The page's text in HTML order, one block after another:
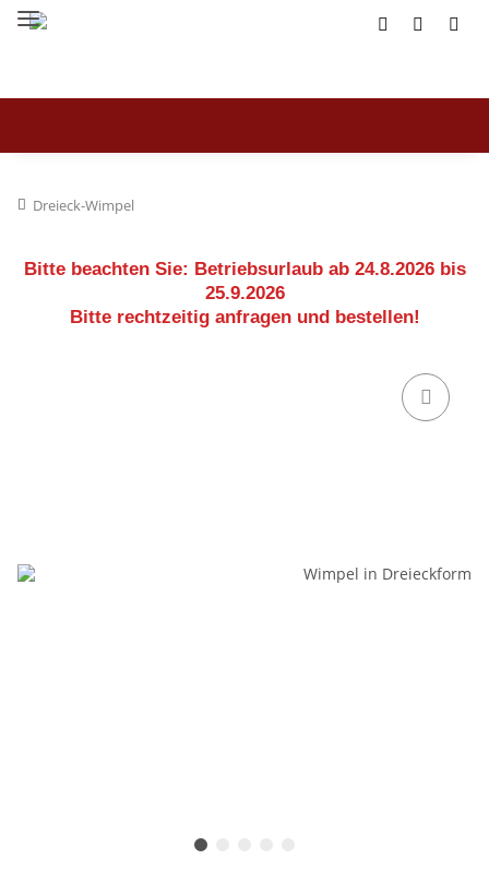
Dreieck-Wimpel
Bitte beachten Sie: Betriebsurlaub ab 24.8.2026 bis
25.9.2026
Bitte rechtzeitig anfragen und bestellen!